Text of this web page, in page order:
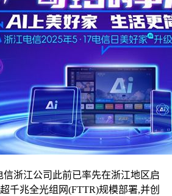
浙江公司此前已率先在浙江地区启
千兆全光组网(FTTR)规模部署,并创